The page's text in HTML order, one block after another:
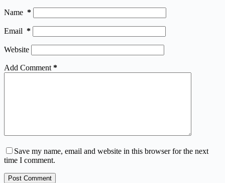
Name *
Email *
Website
Add Comment *
Save my name, email and website in this browser for the next
time I comment.
Post Comment